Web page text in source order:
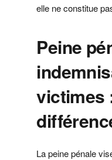
elle ne constitue
Peine
victimes
La peine pénale